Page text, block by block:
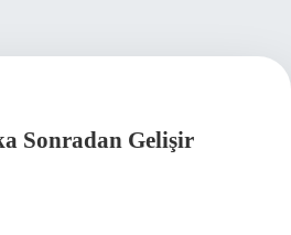
Sonradan Gelişir